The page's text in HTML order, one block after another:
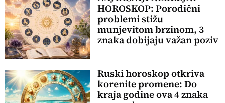
HOROSKOP: Porodični
problemi stižu
munjevitom brzinom, 3
znaka dobijaju važan poziv
Ruski horoskop otkriva
korenite promene: Do
kraja godine ova 4 znaka